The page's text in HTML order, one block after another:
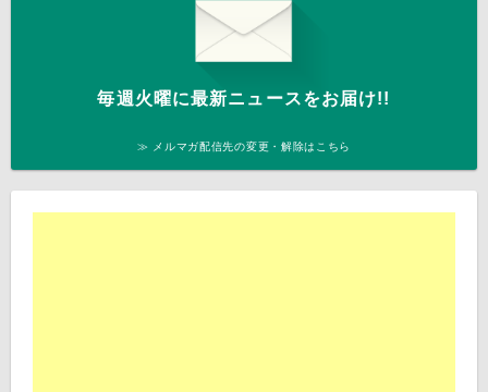
毎週火曜に最新ニュースをお届け!!
≫ メルマガ配信先の変更・解除はこちら